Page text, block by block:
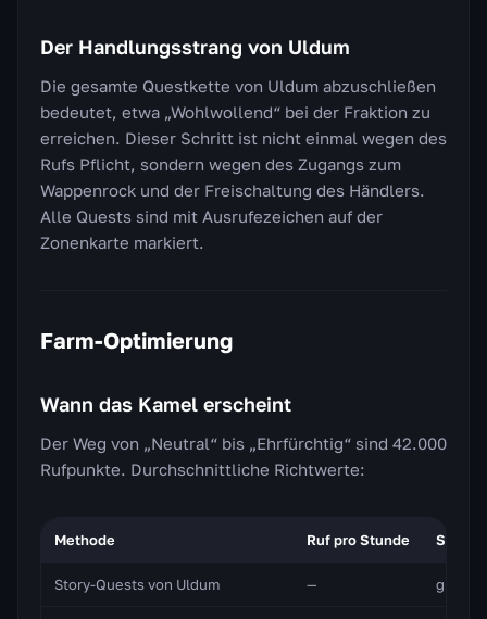
Der Handlungsstrang von Uldum
Die gesamte Questkette von Uldum abzuschließen
bedeutet, etwa „Wohlwollend“ bei der Fraktion zu
erreichen. Dieser Schritt ist nicht einmal wegen des
Rufs Pflicht, sondern wegen des Zugangs zum
Wappenrock und der Freischaltung des Händlers.
Alle Quests sind mit Ausrufezeichen auf der
Zonenkarte markiert.
Farm-Optimierung
Wann das Kamel erscheint
Der Weg von „Neutral“ bis „Ehrfürchtig“ sind 42.000
Rufpunkte. Durchschnittliche Richtwerte:
Methode Ruf pro Stunde
Story-Quests von Uldum — gibt